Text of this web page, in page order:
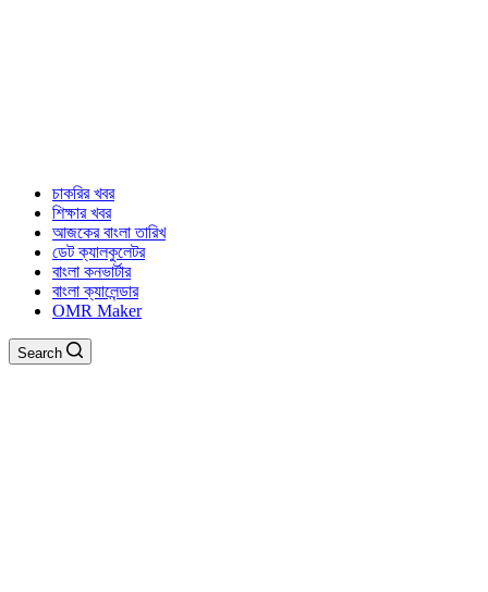
চাকরির খবর
শিক্ষার খবর
আজকের বাংলা তারিখ
ডেট ক্যালকুলেটর
বাংলা কনভার্টার
বাংলা ক্যালেন্ডার
OMR Maker
Search